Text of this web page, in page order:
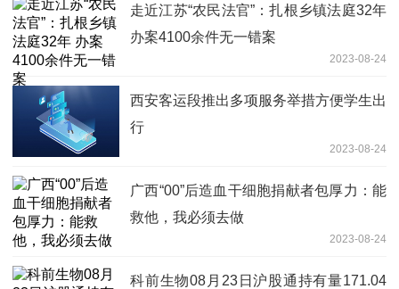
走近江苏“农民法官”：扎根乡镇法庭32年
办案4100余件无一错案
2023-08-24
西安客运段推出多项服务举措方便学生出
行
2023-08-24
广西“00”后造血干细胞捐献者包厚力：能
救他，我必须去做
2023-08-24
科前生物08月23日沪股通持有量171.04